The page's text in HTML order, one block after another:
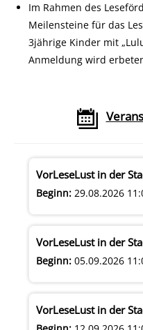
Im Rahmen des
Meilensteine für das
3jährige Kinder mit
Anmeldung wird
VorLeseLust in der
Beginn: 29.08.2026
VorLeseLust in der
Beginn: 05.09.2026
VorLeseLust in der